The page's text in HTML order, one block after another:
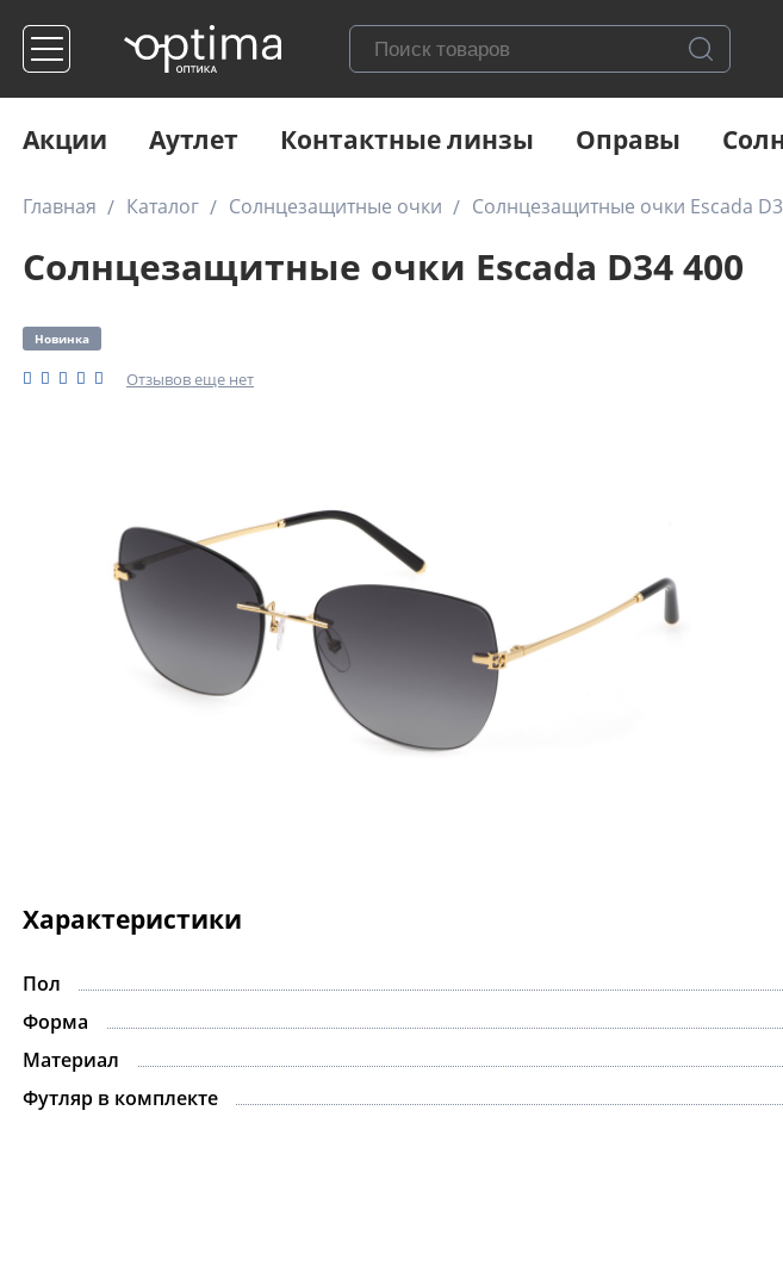
Акции Аутлет Контактные линзы Оправы
Главная Каталог Солнцезащитные очки Солнцезащитные очки Escada
Солнцезащитные очки Escada D34 400
Новинка
Отзывов еще нет
Характеристики
Пол
Форма
Материал
Футляр в комплекте